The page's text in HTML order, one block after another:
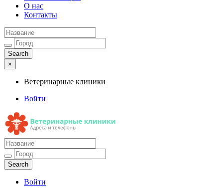
О нас
Контакты
×
Ветеринарные клиники
Войти
Ветеринарные клиники
Адреса и телефоны
Войти